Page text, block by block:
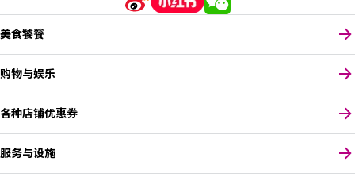
美食饕餮
购物与娱乐
各种店铺优惠券
服务与设施